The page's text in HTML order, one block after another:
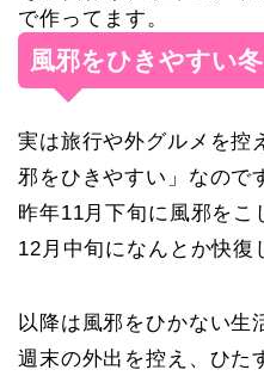
で作ってます。
風邪をひきやすい
実は旅行や外グルメを控
邪をひきやすい」なので
昨年11月下旬に風邪をこ
12月中旬になんとか快復
以降は風邪をひかない生
週末の外出を控え、ひた